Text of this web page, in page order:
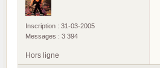
Inscription : 31-03-2005
Messages : 3 394
Hors ligne